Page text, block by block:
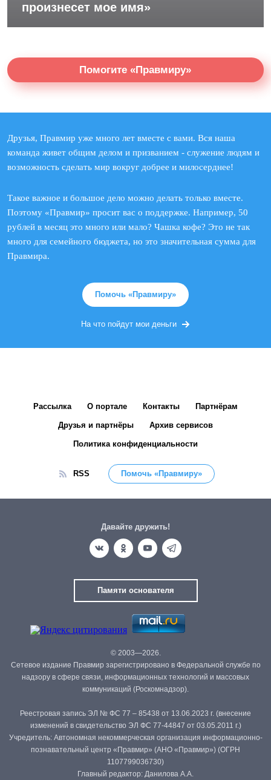
произнесет мое имя»
Помогите «Правмиру»
Друзья, Правмир уже много лет вместе с вами. Вся наша
команда живет общим делом и призванием - служение людям и
возможность сделать мир вокруг добрее и милосерднее!
Такое важное и большое дело можно делать только вместе.
Поэтому «Правмир» просит вас о поддержке. Например, 50
рублей в месяц это много или мало? Чашка кофе? Это не так
много для семейного бюджета, но это значительная сумма для
Правмира.
Помочь «Правмиру»
На что пойдут мои деньги
Рассылка О портале Контакты Партнёрам
Друзья и партнёры Архив сервисов
Политика конфиденциальности
RSS Помочь «Правмиру»
Давайте дружить!
Памяти основателя
© 2003—2026.
Сетевое издание Правмир зарегистрировано в Федеральной службе по
надзору в сфере связи, информационных технологий и массовых
коммуникаций (Роскомнадзор).
Реестровая запись ЭЛ № ФС 77 – 85438 от 13.06.2023 г. (внесение
изменений в свидетельство ЭЛ ФС 77-44847 от 03.05.2011 г.)
Учредитель: Автономная некоммерческая организация информационно-
познавательный центр «Правмир» (АНО «Правмир») (ОГРН
1107799036730)
Главный редактор: Данилова А.А.